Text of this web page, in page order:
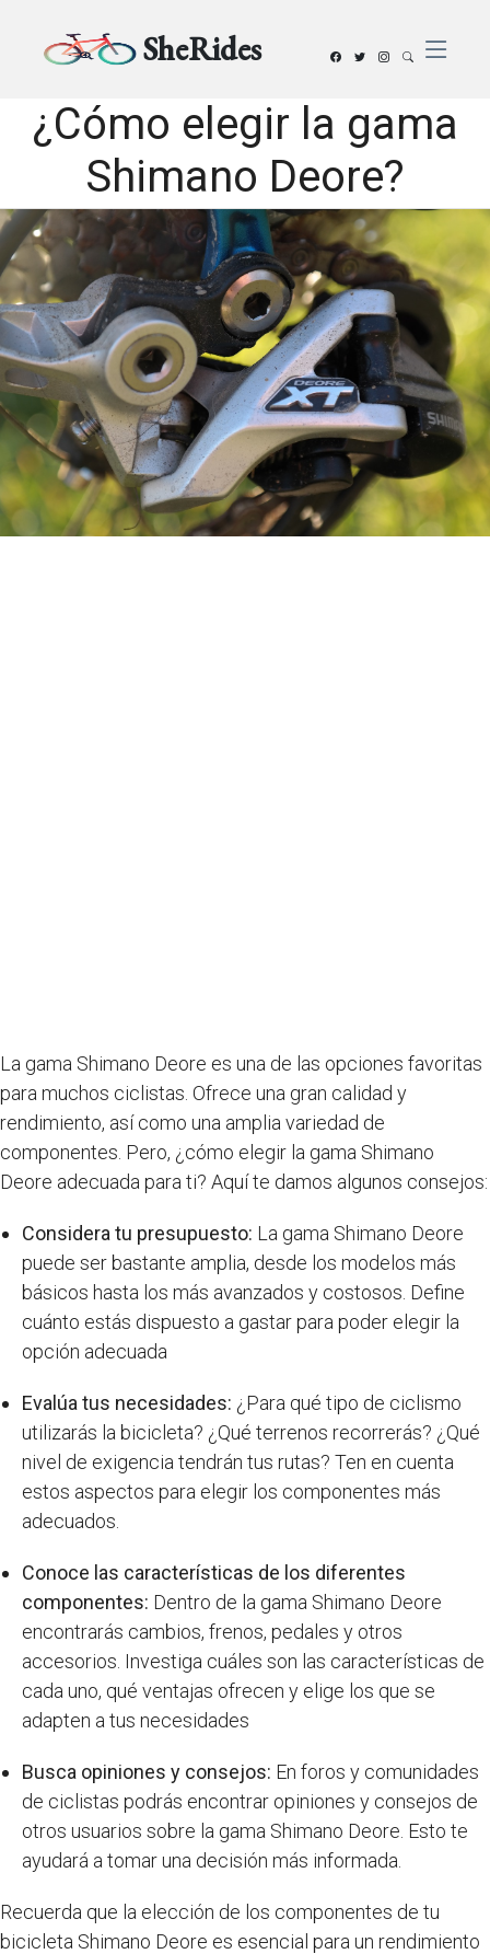
SheRides
¿Cómo elegir la gama
Shimano Deore?
La gama Shimano Deore es una de las opciones favoritas
para muchos ciclistas. Ofrece una gran calidad y
rendimiento, así como una amplia variedad de
componentes. Pero, ¿cómo elegir la gama Shimano
Deore adecuada para ti? Aquí te damos algunos consejos:
Considera tu presupuesto: La gama Shimano Deore
puede ser bastante amplia, desde los modelos más
básicos hasta los más avanzados y costosos. Define
cuánto estás dispuesto a gastar para poder elegir la
opción adecuada
Evalúa tus necesidades: ¿Para qué tipo de ciclismo
utilizarás la bicicleta? ¿Qué terrenos recorrerás? ¿Qué
nivel de exigencia tendrán tus rutas? Ten en cuenta
estos aspectos para elegir los componentes más
adecuados.
Conoce las características de los diferentes
componentes: Dentro de la gama Shimano Deore
encontrarás cambios, frenos, pedales y otros
accesorios. Investiga cuáles son las características de
cada uno, qué ventajas ofrecen y elige los que se
adapten a tus necesidades
Busca opiniones y consejos: En foros y comunidades
de ciclistas podrás encontrar opiniones y consejos de
otros usuarios sobre la gama Shimano Deore. Esto te
ayudará a tomar una decisión más informada.
Recuerda que la elección de los componentes de tu
bicicleta Shimano Deore es esencial para un rendimiento